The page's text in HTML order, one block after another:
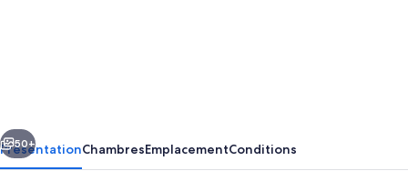
Suivant
50+
PrésentationChambresEmplacementConditions